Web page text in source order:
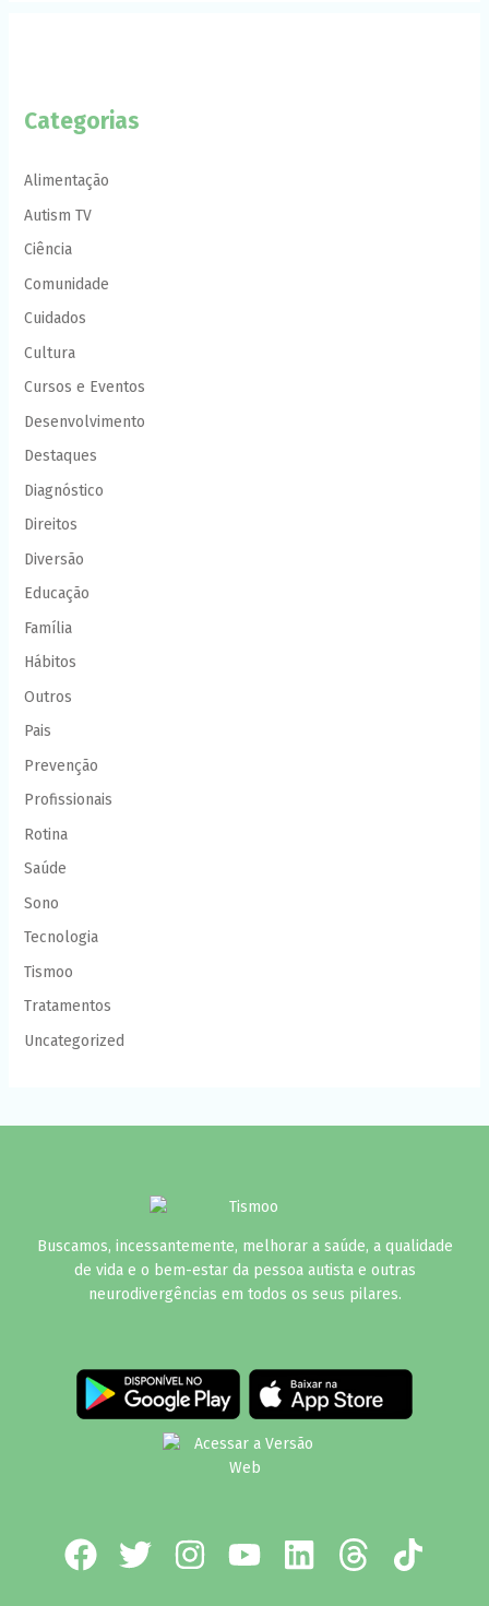
Categorias
Alimentação
Autism TV
Ciência
Comunidade
Cuidados
Cultura
Cursos e Eventos
Desenvolvimento
Destaques
Diagnóstico
Direitos
Diversão
Educação
Família
Hábitos
Outros
Pais
Prevenção
Profissionais
Rotina
Saúde
Sono
Tecnologia
Tismoo
Tratamentos
Uncategorized
Buscamos, incessantemente, melhorar a saúde, a qualidade
de vida e o bem-estar da pessoa autista e outras
neurodivergências em todos os seus pilares.